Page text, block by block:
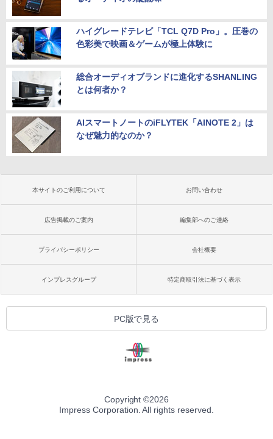
ハイグレードテレビ「TCL Q7D Pro」。圧巻の
色彩美で映画＆ゲームが極上体験に
総合オーディオブランドに進化するSHANLING
とは何者か？
AIスマートノートのiFLYTEK「AINOTE 2」は
なぜ魅力的なのか？
本サイトのご利用について お問い合わせ
広告掲載のご案内 編集部へのご連絡
プライバシーポリシー 会社概要
インプレスグループ 特定商取引法に基づく表示
PC版で見る
Copyright ©2026
Impress Corporation. All rights reserved.